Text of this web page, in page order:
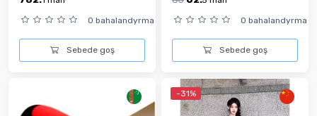
0 bahalandyrma
Sebede goş
0 bahalandyrma
Sebede goş
-31%